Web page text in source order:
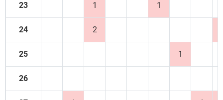
23 1 1
24 2
25 1
26